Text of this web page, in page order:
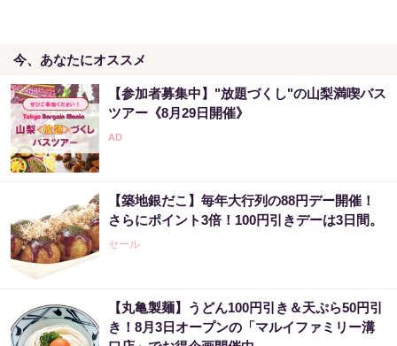
今、あなたにオススメ
【参加者募集中】"放題づくし"の山梨満喫バス
ツアー《8月29日開催》
【築地銀だこ】毎年大行列の88円デー開催！
さらにポイント3倍！100円引きデーは3日間。
セール
【丸亀製麺】うどん100円引き＆天ぷら50円引
き！8月3日オープンの「マルイファミリー溝